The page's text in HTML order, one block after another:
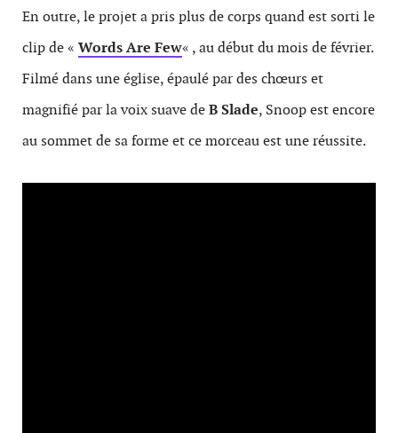
En outre, le projet a pris plus de corps quand est sorti le
clip de « Words Are Few« , au début du mois de février.
Filmé dans une église, épaulé par des chœurs et
magnifié par la voix suave deB Slade, Snoop est encore
au sommet de sa forme et ce morceau est une réussite.